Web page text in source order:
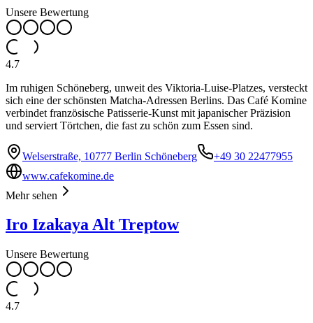
Unsere Bewertung
4.7
Im ruhigen Schöneberg, unweit des Viktoria-Luise-Platzes, versteckt
sich eine der schönsten Matcha-Adressen Berlins. Das Café Komine
verbindet französische Patisserie-Kunst mit japanischer Präzision
und serviert Törtchen, die fast zu schön zum Essen sind.
Welserstraße, 10777 Berlin Schöneberg
+49 30 22477955
www.cafekomine.de
Mehr sehen
Iro Izakaya Alt Treptow
Unsere Bewertung
4.7